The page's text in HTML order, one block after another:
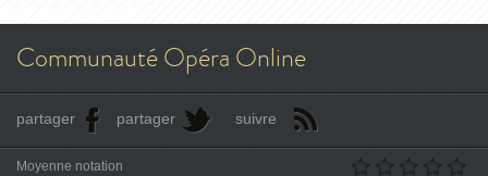
Communauté Opéra Online
partager partager suivre
Moyenne notation